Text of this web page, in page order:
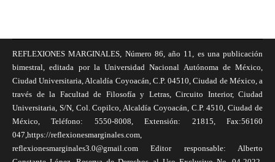
REFLEXIONES MARGINALES, Número 86, año 11, es una publicación
bimestral, editada por la Universidad Nacional Autónoma de México,
Ciudad Universitaria, Alcaldía Coyoacán, C.P. 04510, Ciudad de México, a
través de la Facultad de Filosofía y Letras, Circuito Interior, Ciudad
Universitaria, S/N, Col. Copilco, Alcaldía Coyoacán, C.P. 4510, Ciudad de
México, Teléfono: 5550-8008, Extensión: 21815, Fax:56160
047,https://reflexionesmarginales.com,
reflexionesmarginales3.0@gmail.com Editor responsable: Alberto